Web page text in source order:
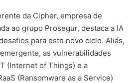
da Cipher, empresa de
ao grupo Prosegur, destaca a IA
para este novo ciclo. Aliás,
as vulnerabilidades
(Internet of Things) e a
(Ransomware as a Service)